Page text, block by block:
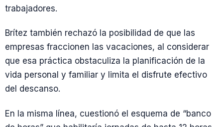
trabajadores.
Brítez también rechazó la posibilidad de que las
empresas fraccionen las vacaciones, al considerar
que esa práctica obstaculiza la planificación de la
vida personal y familiar y limita el disfrute efectivo
del descanso.
En la misma línea, cuestionó el esquema de “banco